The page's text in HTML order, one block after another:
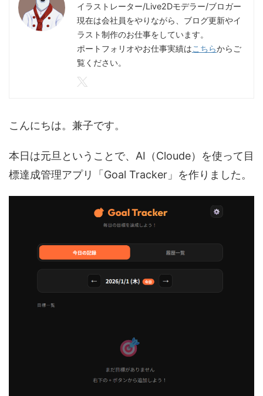
イラストレーター/Live2Dモデラー/ブロガー
現在は会社員をやりながら、ブログ更新やイ
ラスト制作のお仕事をしています。
ポートフォリオやお仕事実績はこちらからご
覧ください。
こんにちは。兼子です。
本日は元旦ということで、AI（Cloude）を使って目
標達成管理アプリ「Goal Tracker」を作りました。